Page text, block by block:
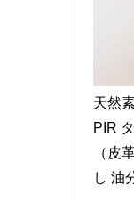
天然
PIR
（皮
し 油